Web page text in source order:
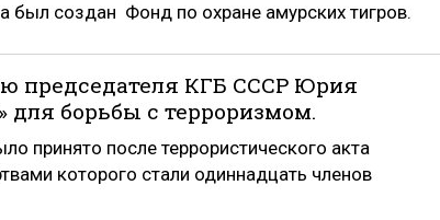
был создан Фонд по охране амурских тигров.
председателя КГБ СССР Юрия
для борьбы с терроризмом.
принято после террористического акта
которого стали одиннадцать членов